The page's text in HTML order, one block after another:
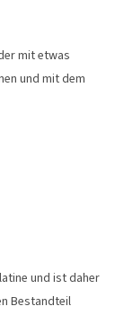
mit etwas
und mit dem
und ist daher
Bestandteil